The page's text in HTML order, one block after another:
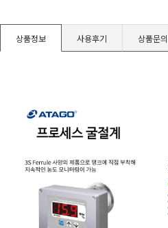
도계/물리/물성측정기
질기/원심분리기/초음파유량계/습식·건식가
화학기기/교반기
상품정보 사용후기 상품문의